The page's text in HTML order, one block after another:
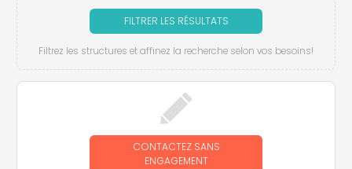
FILTRER LES RÉSULTATS
Filtrez les structures et affinez la recherche selon vos besoins!
CONTACTEZ SANS
ENGAGEMENT